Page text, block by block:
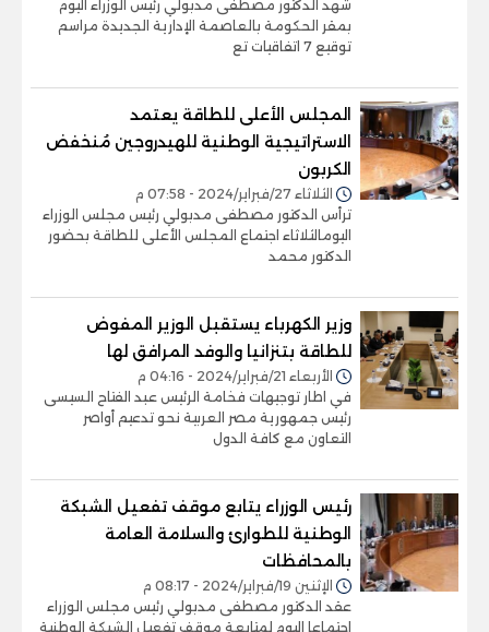
شهد الدكتور مصطفى مدبولي رئيس الوزراء اليوم
بمقر الحكومة بالعاصمة الإدارية الجديدة مراسم
توقيع 7 اتفاقيات تع
المجلس الأعلى للطاقة يعتمد
الاستراتيجية الوطنية للهيدروجين مُنخفض
الكربون
الثلاثاء 27/فبراير/2024 - 07:58 م
ترأس الدكتور مصطفى مدبولي رئيس مجلس الوزراء
اليومالثلاثاء اجتماع المجلس الأعلى للطاقة بحضور
الدكتور محمد
وزير الكهرباء يستقبل الوزير المفوض
للطاقة بتنزانيا والوفد المرافق لها
الأربعاء 21/فبراير/2024 - 04:16 م
في اطار توجيهات فخامة الرئيس عبد الفتاح السيسى
رئيس جمهورية مصر العربية نحو تدعيم أواصر
التعاون مع كافة الدول
رئيس الوزراء يتابع موقف تفعيل الشبكة
الوطنية للطوارئ والسلامة العامة
بالمحافظات
الإثنين 19/فبراير/2024 - 08:17 م
عقد الدكتور مصطفى مدبولي رئيس مجلس الوزراء
اجتماعا اليوم لمتابعة موقف تفعيل الشبكة الوطنية